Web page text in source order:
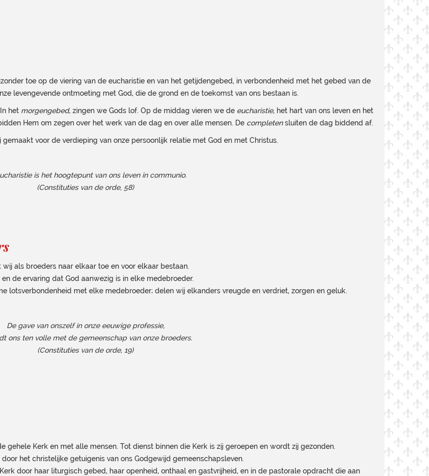
toe op de viering van de eucharistie en van het getijdengebed, in verbondenheid met het gebed van de
levengevende ontmoeting met God, die de grond en de toekomst van ons bestaan is.
het morgengebed, zingen we Gods lof. Op de middag vieren we de eucharistie, het hart van ons leven en het
Hem om zegen over het werk van de dag en over alle mensen. De completensluiten de dag biddend af.
voor de verdieping van onze persoonlijk relatie met God en met Christus.
is het hoogtepunt van ons leven in communio.
(Constituties van de orde, 58)
als broeders naar elkaar toe en voor elkaar bestaan.
de ervaring dat God aanwezig is in elke medebroeder.
lotsverbondenheid met elke medebroeder; delen wij elkanders vreugde en verdriet, zorgen en geluk.
De gave van onszelf in onze eeuwige professie,
ons ten volle met de gemeenschap van onze broeders.
(Constituties van de orde, 19)
Kerk en met alle mensen. Tot dienst binnen die Kerk is zij geroepen en wordt zij gezonden.
het christelijke getuigenis van ons Godgewijd gemeenschapsleven.
door haar liturgisch gebed, haar openheid, onthaal en gastvrijheid, en in de pastorale opdracht die aan